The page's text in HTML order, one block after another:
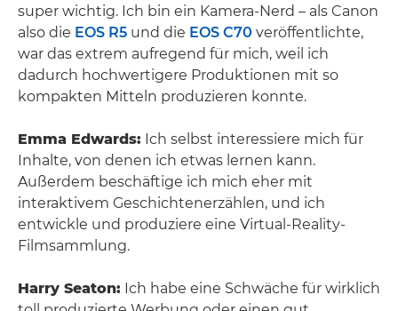
super wichtig. Ich bin ein Kamera-Nerd – als Canon
also die EOS R5 und die EOS C70 veröffentlichte,
war das extrem aufregend für mich, weil ich
dadurch hochwertigere Produktionen mit so
kompakten Mitteln produzieren konnte.
Emma Edwards: Ich selbst interessiere mich für
Inhalte, von denen ich etwas lernen kann.
Außerdem beschäftige ich mich eher mit
interaktivem Geschichtenerzählen, und ich
entwickle und produziere eine Virtual-Reality-
Filmsammlung.
Harry Seaton: Ich habe eine Schwäche für wirklich